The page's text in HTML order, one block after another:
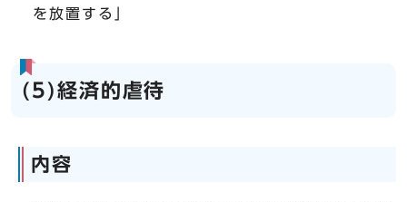
を放置する」
(5)経済的虐待
内容